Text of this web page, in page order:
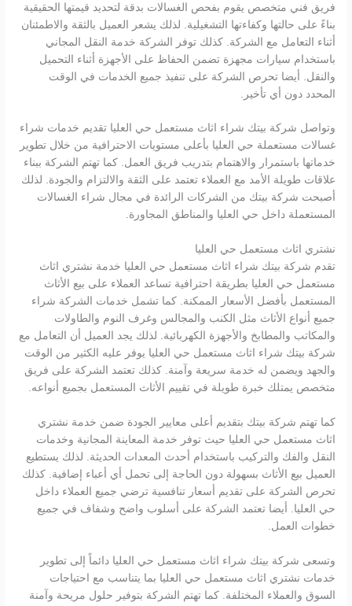
فريق فني متخصص يقوم بفحص الغسالات بدقة لتحديد قيمتها الحقيقية
بناءً على حالتها وكفاءتها التشغيلية. لذلك يشعر العميل بالثقة والاطمئنان
أثناء التعامل مع الشركة. كذلك توفر الشركة خدمة النقل المجاني
باستخدام سيارات مجهزة تضمن الحفاظ على الأجهزة أثناء التحميل
والنقل. أيضا تحرص الشركة على تنفيذ جميع الخدمات في الوقت
المحدد دون أي تأخير.
وتواصل شركة بيتك شراء اثاث مستعمل حي العليا تقديم خدمات شراء
غسالات مستعملة حي العليا بأعلى مستويات الاحترافية من خلال تطوير
خدماتها باستمرار والاهتمام بتدريب فريق العمل. كما تهتم الشركة ببناء
علاقات طويلة الأمد مع العملاء تعتمد على الثقة والالتزام والجودة. لذلك
أصبحت شركة بيتك من الشركات الرائدة في مجال شراء الغسالات
المستعملة داخل حي العليا والمناطق المجاورة.
نشتري اثاث مستعمل حي العليا
تقدم شركة بيتك شراء اثاث مستعمل حي العليا خدمة نشتري اثاث
مستعمل حي العليا بطريقة احترافية تساعد العملاء على بيع الأثاث
المستعمل بأفضل الأسعار الممكنة. كما تشمل خدمات الشركة شراء
جميع أنواع الأثاث مثل الكنب والمجالس وغرف النوم والطاولات
والمكاتب والمطابخ والأجهزة الكهربائية. لذلك يجد العميل أن التعامل مع
شركة بيتك شراء اثاث مستعمل حي العليا يوفر عليه الكثير من الوقت
والجهد ويضمن له خدمة سريعة وآمنة. كذلك تعتمد الشركة على فريق
متخصص يمتلك خبرة طويلة في تقييم الأثاث المستعمل بجميع أنواعه.
كما تهتم شركة بيتك بتقديم أعلى معايير الجودة ضمن خدمة نشتري
اثاث مستعمل حي العليا حيث توفر خدمة المعاينة المجانية وخدمات
النقل والفك والتركيب باستخدام أحدث المعدات الحديثة. لذلك يستطيع
العميل بيع الأثاث بسهولة دون الحاجة إلى تحمل أي أعباء إضافية. كذلك
تحرص الشركة على تقديم أسعار تنافسية ترضي جميع العملاء داخل
حي العليا. أيضا تعتمد الشركة على أسلوب واضح وشفاف في جميع
خطوات العمل.
وتسعى شركة بيتك شراء اثاث مستعمل حي العليا دائماً إلى تطوير
خدمات نشتري اثاث مستعمل حي العليا بما يتناسب مع احتياجات
السوق والعملاء المختلفة. كما تهتم الشركة بتوفير حلول مريحة وآمنة